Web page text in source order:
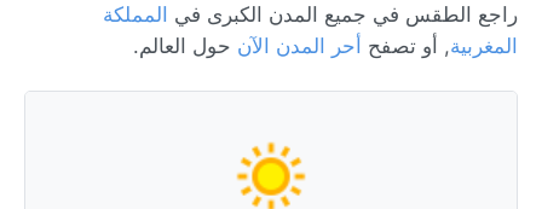
راجع الطقس في جميع المدن الكبرى في المملكة
المغربية, أو تصفح أحر المدن الآن حول العالم.